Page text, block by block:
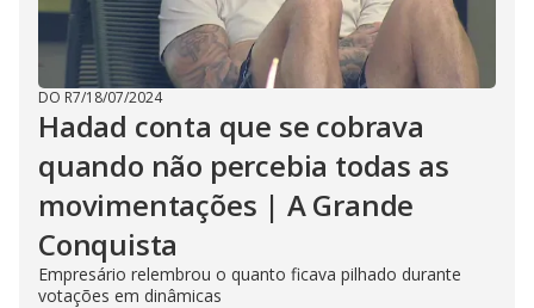
DO R7/18/07/2024
Hadad conta que se cobrava
quando não percebia todas as
movimentações | A Grande
Conquista
Empresário relembrou o quanto ficava pilhado durante
votações em dinâmicas